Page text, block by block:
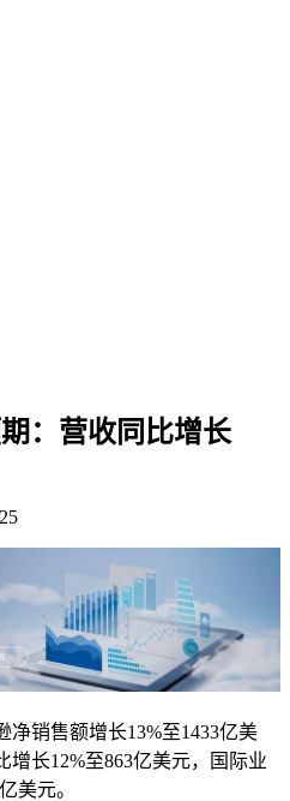
：营收同比增长
净销售额增长13%至1433亿美
长12%至863亿美元，国际业
美元。